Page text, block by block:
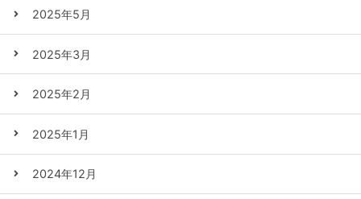
2025年5月
2025年3月
2025年2月
2025年1月
2024年12月